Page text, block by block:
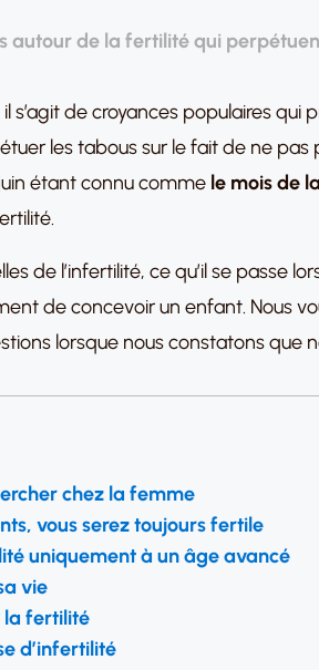
autour de la fertilité qui
s’agit de croyances populaires
les tabous sur le fait de ne
étant connu comme le mois de
de l’infertilité, ce qu’il se passe
de concevoir un enfant. Nous
lorsque nous constatons que
chez la femme
vous serez toujours fertile
uniquement à un âge avancé
vie
la fertilité
d’infertilité